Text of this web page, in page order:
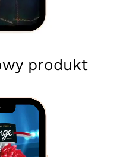
produkt